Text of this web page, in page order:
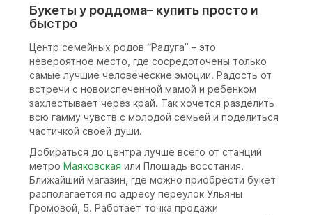
Букеты у роддома– купить просто и
быстро
Центр семейных родов “Радуга” – это
невероятное место, где сосредоточены только
самые лучшие человеческие эмоции. Радость от
встречи с новоиспеченной мамой и ребенком
захлестывает через край. Так хочется разделить
всю гамму чувств с молодой семьей и поделиться
частичкой своей души.
Добираться до центра лучше всего от станций
метро Маяковская или Площадь восстания.
Ближайший магазин, где можно приобрести букет
располагается по адресу переулок Ульяны
Громовой, 5. Работает точка продажи